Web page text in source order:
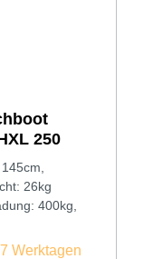
250
26kg
400kg,
Werktagen